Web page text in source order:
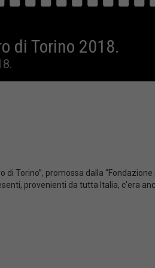
di Torino 2018.
Torino”, promossa dalla “Fondazione
provenienti da tutta Italia, c'era